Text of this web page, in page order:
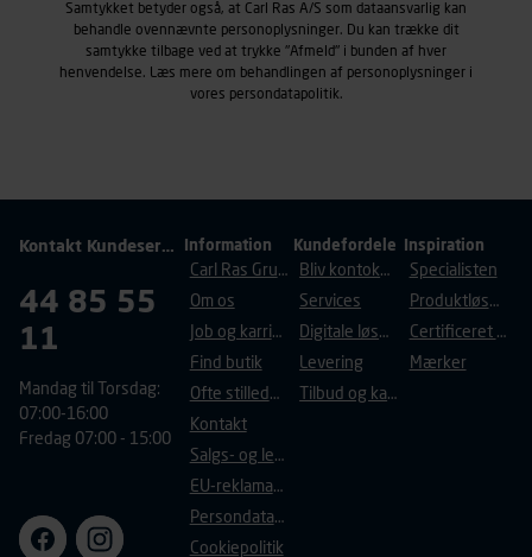
Samtykket betyder også, at Carl Ras A/S som dataansvarlig kan
behandle ovennævnte personoplysninger. Du kan trække dit
samtykke tilbage ved at trykke "Afmeld" i bunden af hver
henvendelse. Læs mere om behandlingen af personoplysninger i
vores persondatapolitik.
Kontakt Kundeservice
44 85 55
11
Mandag til Torsdag:
07:00-16:00
Fredag 07:00 - 15:00
Information
Carl Ras Gruppen
Om os
Job og karriere
Find butik
Ofte stillede spørgsmål
Kontakt
Salgs- og leveringsbetingelser
EU-reklamationsret
Persondatapolitik
Cookiepolitik
Kundefordele
Bliv kontokunde
Services
Digitale løsninger
Levering
Tilbud og kampagner
Inspiration
Specialisten
Produktløsninger
Certificeret byggeri
Mærker